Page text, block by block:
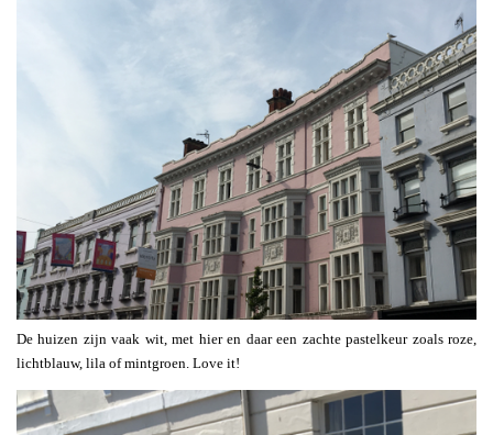
De huizen zijn vaak wit, met hier en daar een zachte pastelkeur zoals roze,
lichtblauw, lila of mintgroen. Love it!